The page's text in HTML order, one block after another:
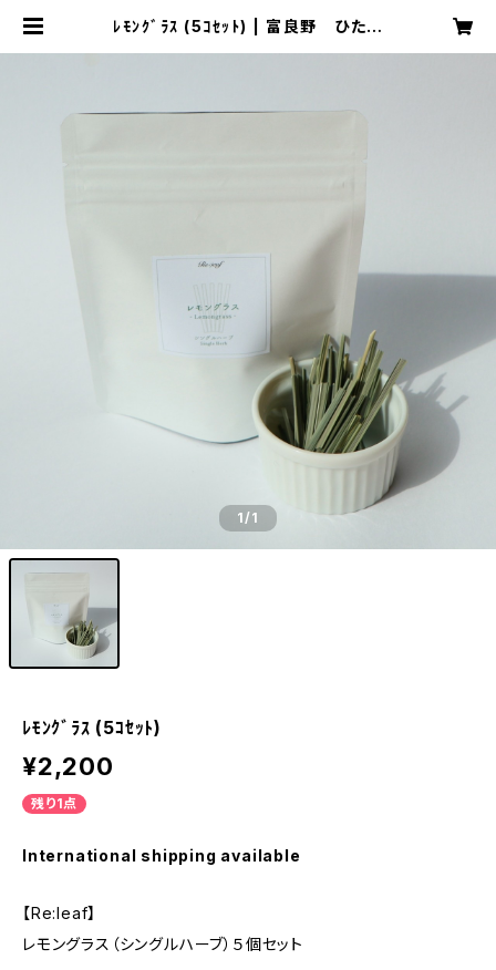
ﾚﾓﾝｸﾞﾗｽ (5ｺｾｯﾄ) | 富良野 ひたむ
1/1
ﾚﾓﾝｸﾞﾗｽ (5ｺｾｯﾄ)
¥2,200
残り1点
International shipping available
【Re:leaf】
レモングラス（シングルハーブ）５個セット